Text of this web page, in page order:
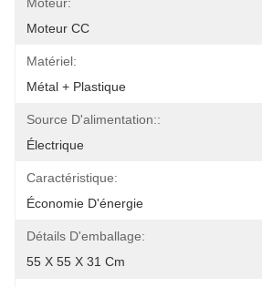
Moteur CC
Matériel:
Métal + Plastique
Source D'alimentation::
Électrique
Caractéristique:
Économie D'énergie
Détails D'emballage:
55 X 55 X 31 Cm